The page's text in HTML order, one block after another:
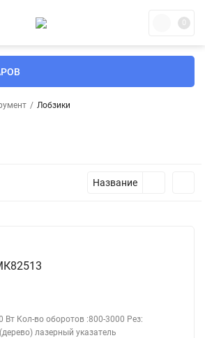
0
/ Лобзики
Название
Кол-во оборотов :800-3000 Рез:
лазерный указатель